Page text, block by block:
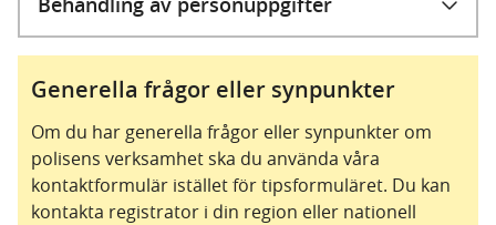
Generella frågor eller synpunkter
Om du har generella frågor eller synpunkter om
polisens verksamhet ska du använda våra
kontaktformulär istället för tipsformuläret. Du kan
kontakta registrator i din region eller nationell